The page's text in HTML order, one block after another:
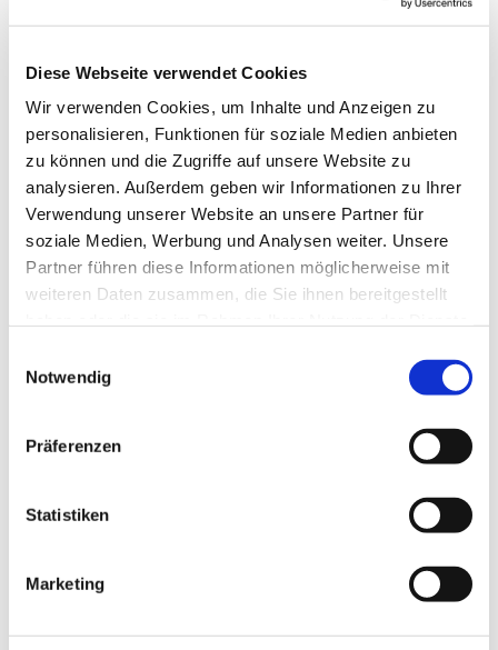
Diese Webseite verwendet Cookies
Wir verwenden Cookies, um Inhalte und Anzeigen zu
personalisieren, Funktionen für soziale Medien anbieten
zu können und die Zugriffe auf unsere Website zu
analysieren. Außerdem geben wir Informationen zu Ihrer
Verwendung unserer Website an unsere Partner für
soziale Medien, Werbung und Analysen weiter. Unsere
Partner führen diese Informationen möglicherweise mit
weiteren Daten zusammen, die Sie ihnen bereitgestellt
Notwendig
Präferenzen
Statistiken
Marketing
Dies könnte Sie auch
interessieren